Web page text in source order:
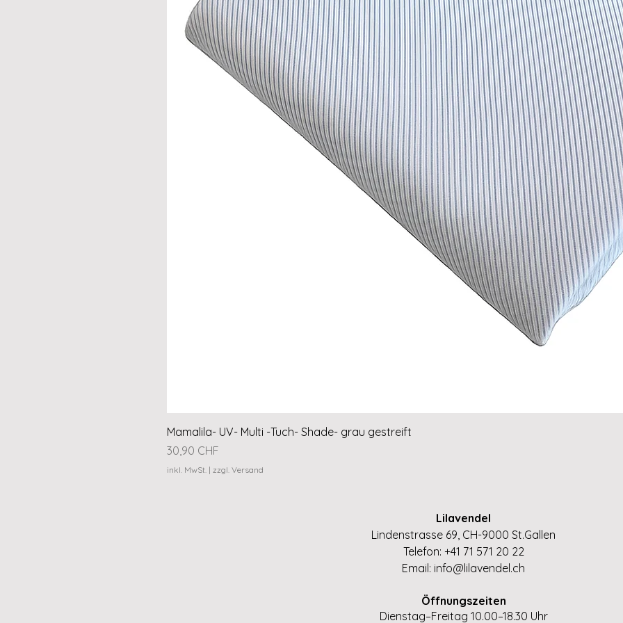
Mamalila- UV- Multi -Tuch- Shade- grau gestreift
Preis
30,90 CHF
inkl. MwSt. | zzgl. Versand
Lilavendel
Lindenstrasse 69, CH-9000 St.Gallen
Telefon: +41 71 571 20 22
Email: info@lilavendel.ch
Öffnungszeiten
Dienstag–Freitag 10.00–18.30 Uhr